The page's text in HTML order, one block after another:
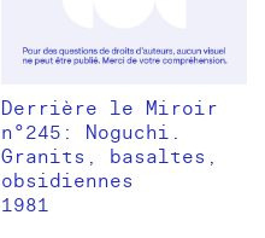
Derrière le Miroir
n°245: Noguchi.
Granits, basaltes,
obsidiennes
1981